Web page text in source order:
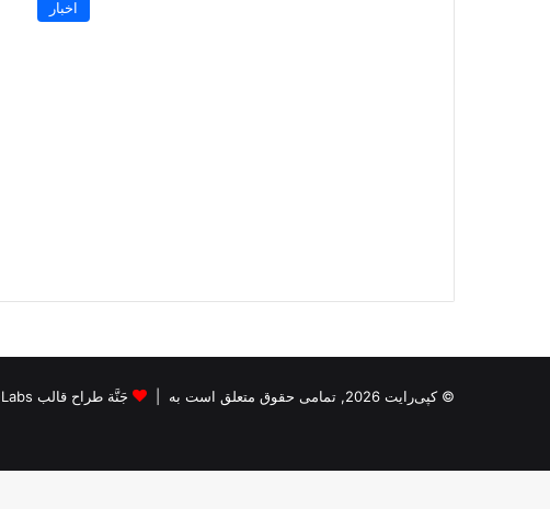
اخبار
© کپی‌رایت 2026, تمامی حقوق متعلق است به | جَنَّة طراح قالب TieLabs